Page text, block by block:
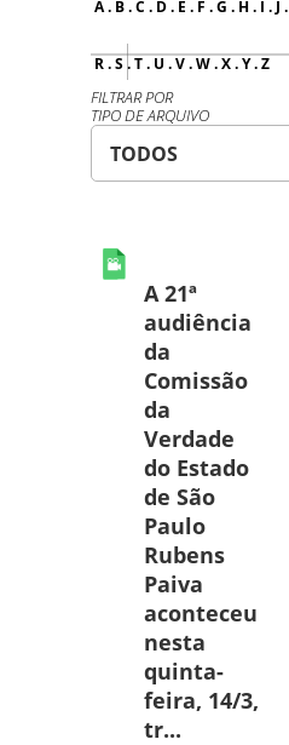
A. B.C . D. E . F .G . H. I . J .
R.S .T. U .V.W.X.Y.Z
FILTRAR POR
TIPO DE ARQUIVO
A 21ª
audiência
da
Comissão
da
Verdade
do Estado
de São
Paulo
Rubens
Paiva
aconteceu
nesta
quinta-
feira, 14/3,
tr...